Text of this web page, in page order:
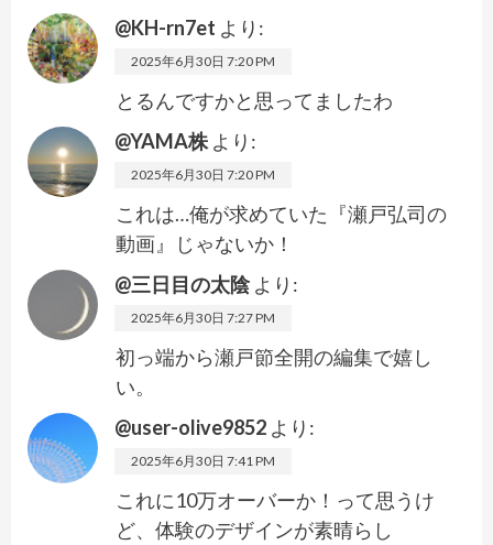
@KH-rn7et より:
2025年6月30日 7:20 PM
とるんですかと思ってましたわ
@YAMA株 より:
2025年6月30日 7:20 PM
これは…俺が求めていた『瀬戸弘司の
動画』じゃないか！
@三日目の太陰 より:
2025年6月30日 7:27 PM
初っ端から瀬戸節全開の編集で嬉し
い。
@user-olive9852 より:
2025年6月30日 7:41 PM
これに10万オーバーか！って思うけ
ど、体験のデザインが素晴らし